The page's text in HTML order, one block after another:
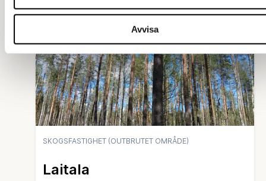
Avvisa
SKOGSFASTIGHET (OUTBRUTET OMRÅDE)
Laitala